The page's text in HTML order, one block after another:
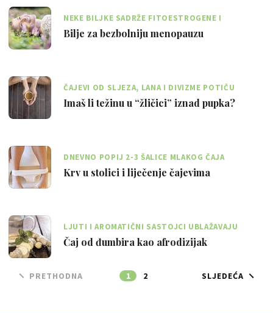
NEKE BILJKE SADRŽE FITOESTROGENE I
FITOPROGESTERON, TVARI SLIČNE NAŠIM
HORMONIMA
Bilje za bezbolniju menopauzu
ČAJEVI OD SLJEZA, LANA I DIVIZME POTIČU
PROIZVODNJU SLUZI KOJA ŠTITI OD KISELINE
Imaš li težinu u “žličici” iznad pupka?
DNEVNO POPIJ 2-3 ŠALICE MLAKOG ČAJA
HRASTOVE KORE, METVICE, KAMILICE I PRESLICE
Krv u stolici i liječenje čajevima
LJUTI I AROMATIČNI SASTOJCI UBLAŽAVAJU
MUČNINU I POVRAĆANJE
Čaj od đumbira kao afrodizijak
PRETHODNA 1 2 SLJEDEĆA